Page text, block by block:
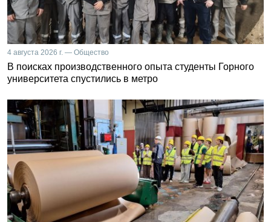
4 августа 2026 г. — Общество
В поисках производственного опыта студенты Горного
университета спустились в метро